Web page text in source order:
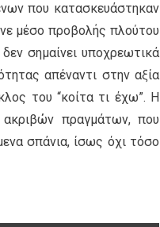
που κατασκευάστηκαν
μέσο προβολής πλούτου
σημαίνει υποχρεωτικά
απέναντι στην αξία
του “κοίτα τι έχω”. Η
ακριβών πραγμάτων, που
σπάνια, ίσως όχι τόσο